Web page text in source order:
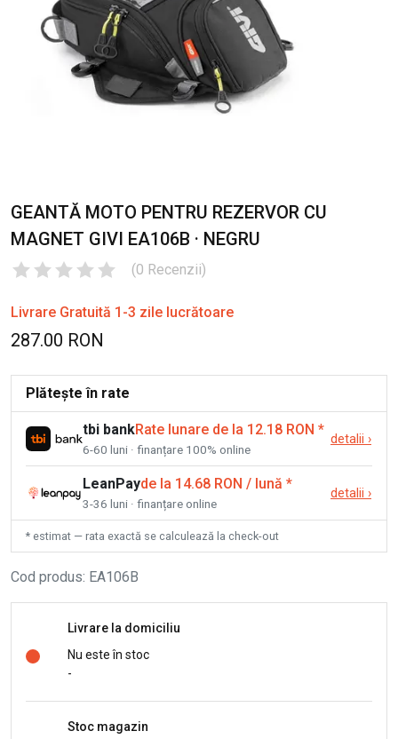
GEANTĂ MOTO PENTRU REZERVOR CU
MAGNET GIVI EA106B · NEGRU
(0 Recenzii)
Livrare Gratuită 1-3 zile lucrătoare
287.00 RON
Plătește în rate
tbi bankRate lunare de la 12.18 RON *
6-60 luni · finanțare 100% online
detalii ›
LeanPayde la 14.68 RON / lună *
3-36 luni · finanțare online
detalii ›
* estimat — rata exactă se calculează la check-out
Cod produs: EA106B
Livrare la domiciliu
Nu este în stoc
-
Stoc magazin